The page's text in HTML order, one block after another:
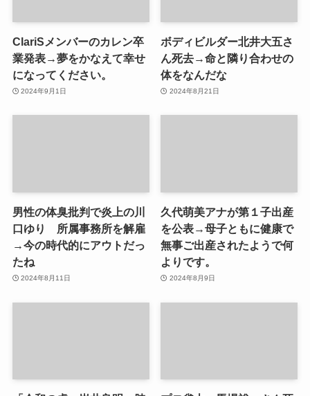
ClariSメンバーのカレン卒
業発表→夢をかなえて幸せ
になってください。
2024年9月1日
ボディビルダー北井大五さ
ん死去→命と隣り合わせの
体をなんだな
2024年8月21日
男性の体臭批判で炎上の川
口ゆり 所属事務所を解雇
→今の時代的にアウトだっ
たね
2024年8月11日
久代萌美アナが第１子出産
を公表→母子ともに健康で
無事ご出産されたようで何
よりです。
2024年8月9日